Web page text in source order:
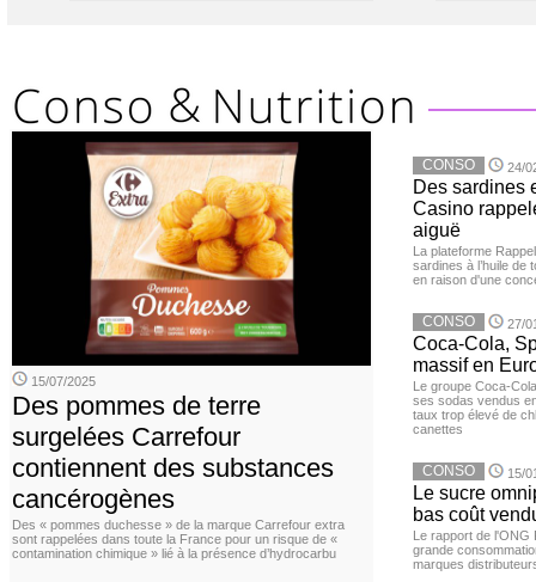
15/07/2025
Des pommes de terre
surgelées Carrefour
contiennent des substances
cancérogènes
Des « pommes duchesse » de la marque Carrefour extra
sont rappelées dans toute la France pour un risque de «
contamination chimique » lié à la présence d’hydrocarbu
CONSO 24/
Des sardines
Casino
aiguë
La plateforme
sardines à l’huile de
en raison d'une
CONSO 27/
Coca-Cola,
massif en
Le groupe Coca-
ses sodas vendus
taux trop élevé de
canettes
CONSO 15/
Le sucre
bas coût
Le rapport de l'ONG
grande
marques